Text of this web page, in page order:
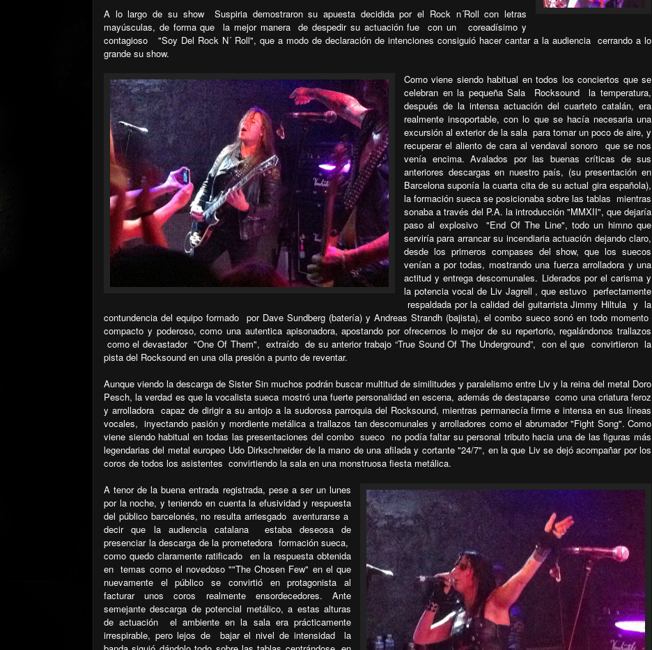
A lo largo de su show
Suspiria demostraron su apuesta decidida por el Rock n´Roll con letras
mayúsculas, de forma que
la mejor manera de despedir su actuación fue con un
coreadísimo y
contagioso
"Soy Del Rock N´ Roll", que a modo de declaración de intenciones consiguió hacer cantar a la audiencia cerrando a lo
grande su show.
Como viene siendo habitual en todos los conciertos que se
celebran en la pequeña Sala
Rocksound
la temperatura,
después de la intensa actuación del cuarteto catalán, era
realmente insoportable, con lo que se hacía necesaria una
excursión al exterior de la sala para tomar un poco de aire, y
recuperar el aliento de cara al vendaval sonoro que se nos
venía encima. Avalados por las buenas críticas de sus
anteriores descargas en nuestro país, (su presentación en
Barcelona suponía la cuarta cita de su actual gira española),
la formación sueca se posicionaba sobre las tablas mientras
sonaba a través del P.A. la introducción "MMXII", que dejaría
paso al explosivo
"End Of The Line", todo un himno que
serviría para arrancar su incendiaria actuación dejando claro,
desde los primeros compases del show, que los suecos
venían a por todas, mostrando una fuerza arrolladora y una
actitud y entrega descomunales. Liderados por el carisma y
la potencia vocal de Liv Jagrell , que estuvo perfectamente
respaldada por la calidad del guitarrista Jimmy Hiltula y la
contundencia del equipo formado por Dave Sundberg (batería) y Andreas Strandh (bajista), el combo sueco sonó en todo momento
compacto y poderoso, como una autentica apisonadora, apostando por ofrecernos lo mejor de su repertorio, regalándonos trallazos
como el devastador "One Of Them", extraído de su anterior trabajo “True Sound Of The Underground”, con el que convirtieron la
pista del Rocksound en una olla presión a punto de reventar.
Aunque viendo la descarga de Sister Sin muchos podrán buscar multitud de similitudes y paralelismo entre Liv y la reina del metal Doro
Pesch, la verdad es que la vocalista sueca mostró una fuerte personalidad en escena, además de destaparse como una criatura feroz
y arrolladora capaz de dirigir a su antojo a la sudorosa parroquia del Rocksound, mientras permanecía firme e intensa en sus líneas
vocales, inyectando pasión y mordiente metálica a trallazos tan descomunales y arrolladores como el abrumador "Fight Song". Como
viene siendo habitual en todas las presentaciones del combo sueco no podía faltar su personal tributo hacia una de las figuras más
legendarias del metal europeo Udo Dirkschneider de la mano de una afilada y cortante "24/7", en la que Liv se dejó acompañar por los
coros de todos los asistentes convirtiendo la sala en una monstruosa fiesta metálica.
A tenor de la buena entrada registrada, pese a ser un lunes
por la noche, y teniendo en cuenta la efusividad y respuesta
del público barcelonés, no resulta arriesgado aventurarse a
decir que la audiencia catalana
estaba deseosa de
presenciar la descarga de la prometedora formación sueca,
como quedo claramente ratificado en la respuesta obtenida
en temas como el novedoso ""The Chosen Few" en el que
nuevamente el público se convirtió en protagonista al
facturar unos coros realmente ensordecedores. Ante
semejante descarga de potencial metálico, a estas alturas
de actuación
el ambiente en la sala era prácticamente
irrespirable, pero lejos de
bajar el nivel de intensidad
la